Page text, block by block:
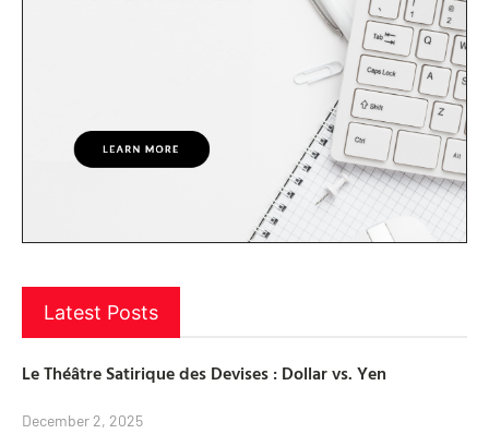
Latest Posts
Le Théâtre Satirique des Devises : Dollar vs. Yen
December 2, 2025